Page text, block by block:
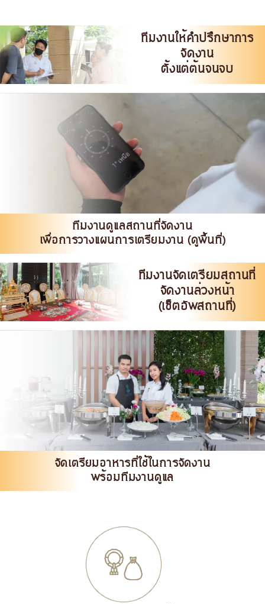
ทีมงานให้คำปรึกษาการ
จัดงาน
ตั้งแต่ต้นจนจบ
ทีมงานดูแลสถานที่จัดงาน
เพื่อการวางแผนการเตรียมงาน (ดูพื้นที่)
ทีมงานจัดเตรียมสถานที่
จัดงานล่วงหน้า
(เซ็ตอัพสถานที่)
จัดเตรียมอาหารที่ใช้ในการจัดงาน
พร้อมทีมงานดูแล